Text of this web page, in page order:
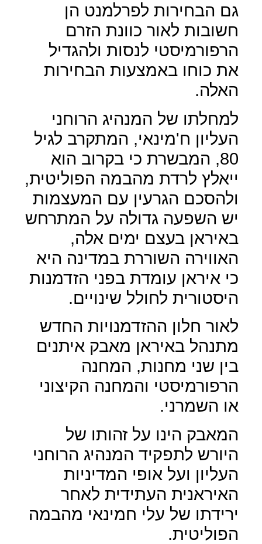
גם הבחירות לפרלמנט הן
חשובות לאור כוונת הזרם
הרפורמיסטי לנסות ולהגדיל
את כוחו באמצעות הבחירות
האלה.
למחלתו של המנהיג הרוחני
העליון ח'מינאי, המתקרב לגיל
80, המבשרת כי בקרוב הוא
ייאלץ לרדת מהבמה הפוליטית,
ולהסכם הגרעין עם המעצמות
יש השפעה גדולה על המתרחש
באיראן בעצם ימים אלה,
האווירה השוררת במדינה היא
כי איראן עומדת בפני הזדמנות
היסטורית לחולל שינויים.
לאור חלון ההזדמנויות החדש
מתנהל באיראן מאבק איתנים
בין שני מחנות, המחנה
הרפורמיסטי והמחנה הקיצוני
או השמרני.
המאבק הינו על זהותו של
היורש לתפקיד המנהיג הרוחני
העליון ועל אופי המדיניות
האיראנית העתידית לאחר
ירידתו של עלי חמינאי מהבמה
הפוליטית.